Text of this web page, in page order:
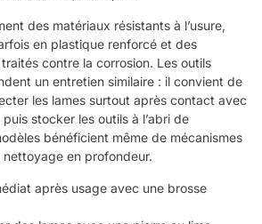
des matériaux résistants à l’usure,
en plastique renforcé et des
contre la corrosion. Les outils
un entretien similaire : il convient de
les lames surtout après contact avec
stocker les outils à l’abri de
bénéficient même de mécanismes
en profondeur.
après usage avec une brosse